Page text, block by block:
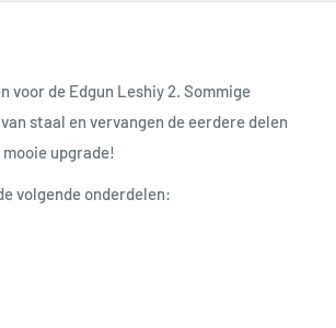
voor de Edgun Leshiy 2. Sommige
staal en vervangen de eerdere delen
upgrade!
volgende onderdelen: